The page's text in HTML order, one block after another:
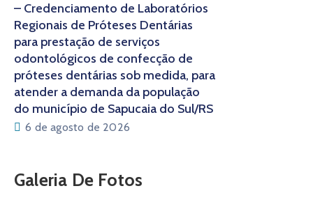
– Credenciamento de Laboratórios
Regionais de Próteses Dentárias
para prestação de serviços
odontológicos de confecção de
próteses dentárias sob medida, para
atender a demanda da população
do município de Sapucaia do Sul/RS
6 de agosto de 2026
Galeria De Fotos